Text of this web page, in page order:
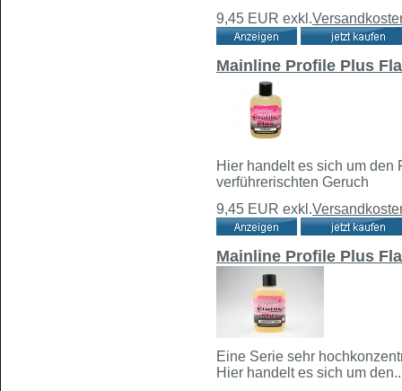
9,45 EUR exkl.
Mainline Profile Plus
Hier handelt es sich um den
verführerischten Geruch
9,45 EUR exkl.
Mainline Profile Plus
Eine Serie sehr
Hier handelt es sich um